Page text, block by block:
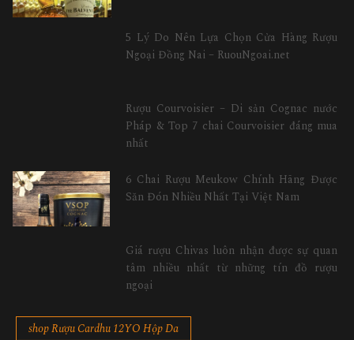
5 Lý Do Nên Lựa Chọn Cửa Hàng Rượu
Ngoại Đồng Nai – RuouNgoai.net
Rượu Courvoisier – Di sản Cognac nước
Pháp & Top 7 chai Courvoisier đáng mua
nhất
6 Chai Rượu Meukow Chính Hãng Được
Săn Đón Nhiều Nhất Tại Việt Nam
Giá rượu Chivas luôn nhận được sự quan
tâm nhiều nhất từ những tín đồ rượu
ngoại
shop Rượu Cardhu 12YO Hộp Da